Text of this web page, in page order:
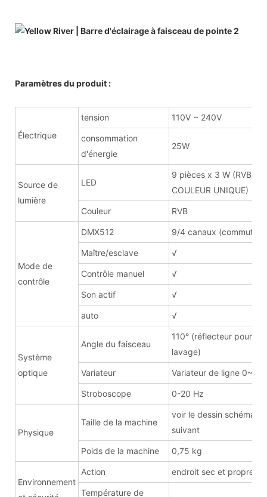
Paramètres du produit :
Électrique
tension 110V ~ 240V
consommation
d'énergie
25W
Source de
lumière
LED
9 pièces x 3 W (RVB
COULEUR UNIQUE)
Couleur RVB
Mode de
contrôle
DMX512 9/4 canaux
Maître/esclave √
Contrôle manuel √
Son actif √
auto √
Système
optique
Angle du faisceau
110° (réflecteur pour
lavage)
Variateur Variateur de ligne
Stroboscope 0-20 Hz
Physique
Taille de la machine
voir le dessin
suivant
Poids de la machine 0,75 kg
Environnement
Action endroit sec et propre
Température de